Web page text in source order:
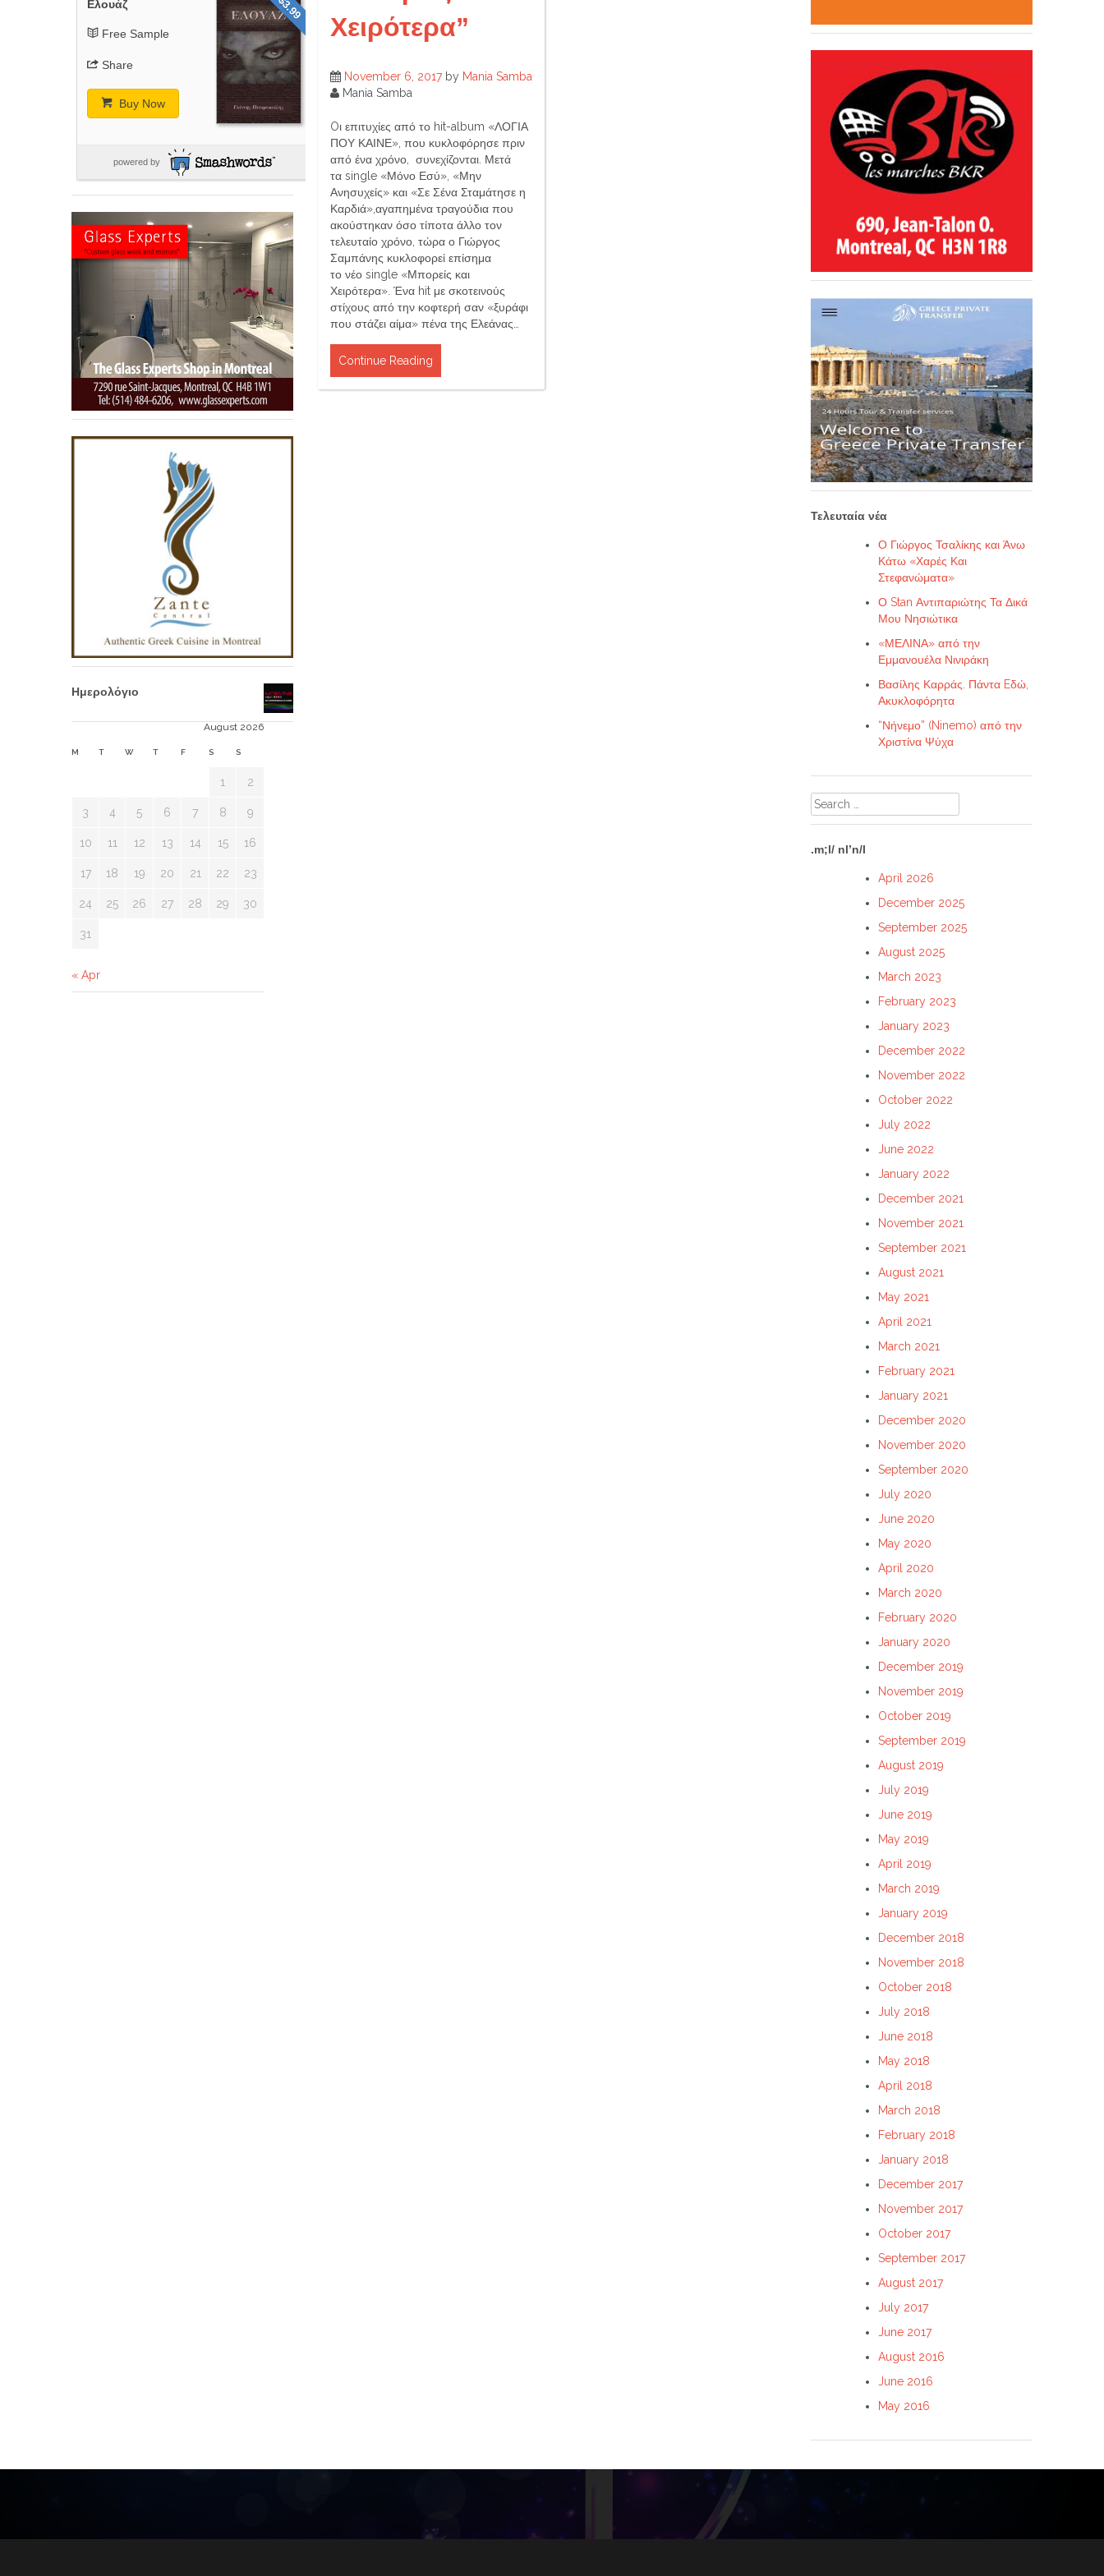
$3.99
Ελουάζ
Free Sample
Share
Buy Now
powered by
Ημερολόγιο
August 2026
M T W T F S S
1 2
3 4 5 6 7 8 9
10 11 12 13 14 15 16
17 18 19 20 21 22 23
24 25 26 27 28 29 30
31
« Apr
Xειρότερα”
November 6, 2017by Mania Samba
Mania Samba
Oι επιτυχίες από το hit-album «ΛΟΓΙΑ
ΠΟΥ ΚΑΙΝΕ», που κυκλοφόρησε πριν
από ένα χρόνο, συνεχίζονται. Μετά
τα single «Μόνο Εσύ», «Μην
Ανησυχείς» και «Σε Σένα Σταμάτησε η
Καρδιά»,αγαπημένα τραγούδια που
ακούστηκαν όσο τίποτα άλλο τον
τελευταίο χρόνο, τώρα ο Γιώργος
Σαμπάνης κυκλοφορεί επίσημα
το νέο single «Μπορείς και
Χειρότερα». Ένα hit με σκοτεινούς
στίχους από την κοφτερή σαν «ξυράφι
που στάζει αίμα» πένα της Ελεάνας…
Continue Reading
Τελευταία νέα
Ο Γιώργος Τσαλίκης και Άνω
Κάτω «Χαρές Και
Στεφανώματα»
Ο Stan Αντιπαριώτης Τα Δικά
Μου Νησιώτικα
«ΜΕΛΙΝΑ» από την
Εμμανουέλα Νινιράκη
Βασίλης Καρράς. Πάντα Eδώ,
Ακυκλοφόρητα
“Νήνεμο” (Ninemo) από την
Χριστίνα Ψύχα
Search
for:
.m;l/ nl’n/l
April 2026
December 2025
September 2025
August 2025
March 2023
February 2023
January 2023
December 2022
November 2022
October 2022
July 2022
June 2022
January 2022
December 2021
November 2021
September 2021
August 2021
May 2021
April 2021
March 2021
February 2021
January 2021
December 2020
November 2020
September 2020
July 2020
June 2020
May 2020
April 2020
March 2020
February 2020
January 2020
December 2019
November 2019
October 2019
September 2019
August 2019
July 2019
June 2019
May 2019
April 2019
March 2019
January 2019
December 2018
November 2018
October 2018
July 2018
June 2018
May 2018
April 2018
March 2018
February 2018
January 2018
December 2017
November 2017
October 2017
September 2017
August 2017
July 2017
June 2017
August 2016
June 2016
May 2016